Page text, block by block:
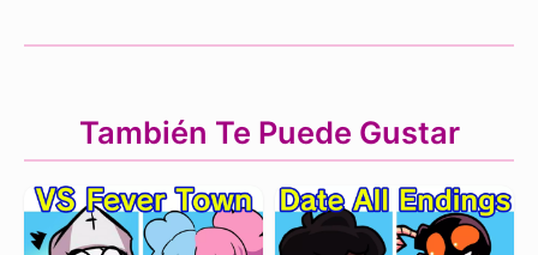
También Te Puede Gustar